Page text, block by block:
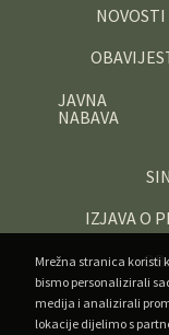
NOVOSTI
JAVNA
NABAVA
IZJAVA O
Mrežna stranica koristi
bismo personalizirali
medija i analizirali
lokacije dijelimo s